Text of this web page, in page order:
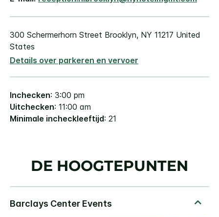
300 Schermerhorn Street Brooklyn, NY 11217 United
States
Details over parkeren en vervoer
Inchecken: 3:00 pm
Uitchecken: 11:00 am
Minimale incheckleeftijd: 21
DE HOOGTEPUNTEN